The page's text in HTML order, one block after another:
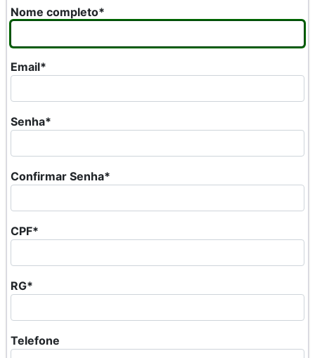
Nome completo*
Email*
Senha*
Confirmar Senha*
CPF*
RG*
Telefone